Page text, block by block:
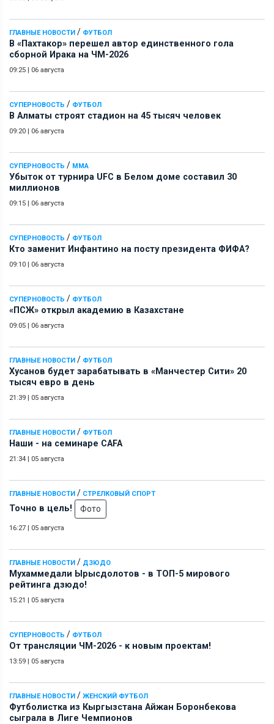
ГЛАВНЫЕ НОВОСТИ / ФУТБОЛ
В «Пахтакор» перешел автор единственного гола
сборной Ирака на ЧМ-2026
09:25 | 06 августа
СУПЕРНОВОСТЬ / ФУТБОЛ
В Алматы строят стадион на 45 тысяч человек
09:20 | 06 августа
СУПЕРНОВОСТЬ / ММА
Убыток от турнира UFC в Белом доме составил 30
миллионов
09:15 | 06 августа
СУПЕРНОВОСТЬ / ФУТБОЛ
Кто заменит Инфантино на посту президента ФИФА?
09:10 | 06 августа
СУПЕРНОВОСТЬ / ФУТБОЛ
«ПСЖ» открыл академию в Казахстане
09:05 | 06 августа
ГЛАВНЫЕ НОВОСТИ / ФУТБОЛ
Хусанов будет зарабатывать в «Манчестер Сити» 20
тысяч евро в день
21:39 | 05 августа
ГЛАВНЫЕ НОВОСТИ / ФУТБОЛ
Наши - на семинаре СAFA
21:34 | 05 августа
ГЛАВНЫЕ НОВОСТИ / СТРЕЛКОВЫЙ СПОРТ
Точно в цель! Фото
16:27 | 05 августа
ГЛАВНЫЕ НОВОСТИ / ДЗЮДО
Мухаммедали Ырысдолотов - в ТОП-5 мирового
рейтинга дзюдо!
15:21 | 05 августа
СУПЕРНОВОСТЬ / ФУТБОЛ
От трансляции ЧМ-2026 - к новым проектам!
13:59 | 05 августа
ГЛАВНЫЕ НОВОСТИ / ЖЕНСКИЙ ФУТБОЛ
Футболистка из Кыргызстана Айжан Боронбекова
сыграла в Лиге Чемпионов